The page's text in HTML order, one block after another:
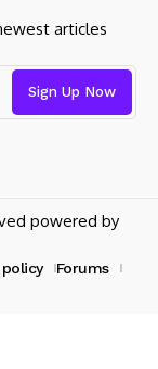
articles
powered by
Forums